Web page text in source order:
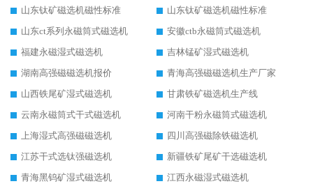
山东钛矿磁选机磁性标准
山东钛矿磁选机磁性标准
山东ct系列永磁筒式磁选机
安徽ctb永磁筒式磁选机
福建永磁湿式磁选机
吉林锰矿湿式磁选机
湖南高强磁磁选机报价
青海高强磁磁选机生产厂家
山西铁尾矿湿式磁选机
甘肃铁矿磁选机生产线
云南永磁筒式干式磁选机
河南干粉永磁筒式磁选机
上海湿式高强磁磁选机
四川高强磁除铁磁选机
江苏干式选钛强磁选机
新疆铁矿尾矿干选磁选机
青海黑钨矿湿式磁选机
江西永磁湿式磁选机